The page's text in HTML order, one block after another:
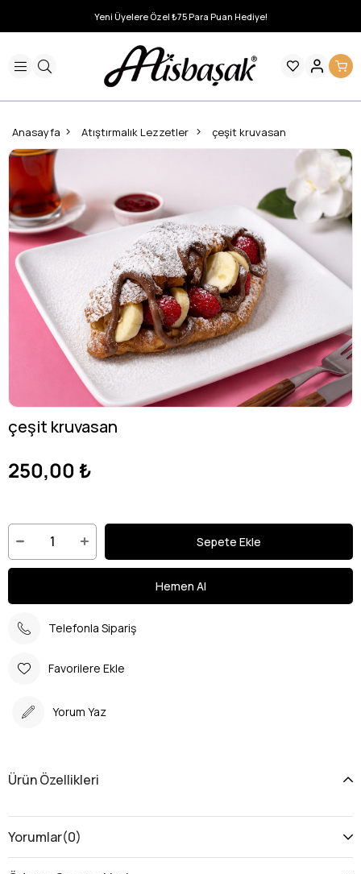
Yeni Üyelere Özel ₺75 Para Puan Hediye!
Anasayfa Atıştırmalık Lezzetler çeşit kruvasan
çeşit kruvasan
250,00 ₺
Telefonla Sipariş
Favorilere Ekle
Yorum Yaz
Ürün Özellikleri
Yorumlar(0)